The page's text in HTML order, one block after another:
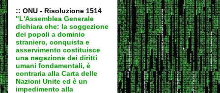
:: ONU - Risoluzione 1514
"L'Assemblea Generale
dichiara che: la soggezione
dei popoli a dominio
straniero, conquista e
asservimento costituisce
una negazione dei diritti
umani fondamentali, è
contraria alla Carta delle
Nazioni Unite ed è un
impedimento alla